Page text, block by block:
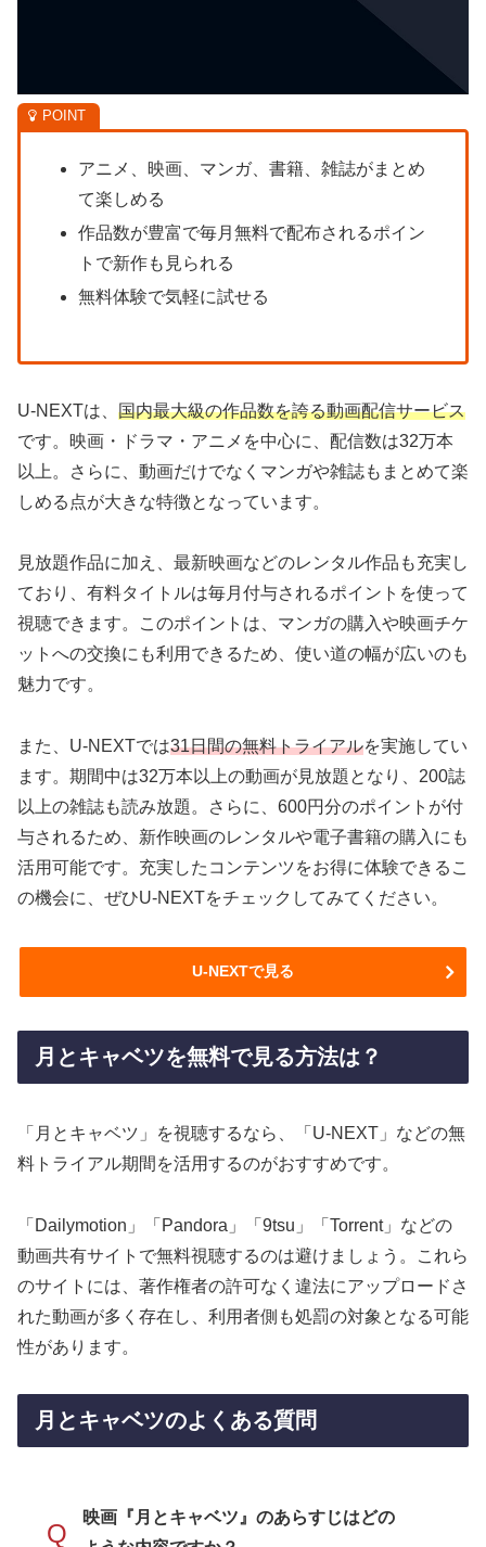
アニメ、映画、マンガ、書籍、雑誌がまとめ
て楽しめる
作品数が豊富で毎月無料で配布されるポイン
トで新作も見られる
無料体験で気軽に試せる
U-NEXTは、 国内最大級の作品数を誇る動画配信サービス
です。映画・ドラマ・アニメを中心に、配信数は32万本
以上。さらに、動画だけでなくマンガや雑誌もまとめて楽
しめる点が大きな特徴となっています。
見放題作品に加え、最新映画などのレンタル作品も充実し
ており、有料タイトルは毎月付与されるポイントを使って
視聴できます。このポイントは、マンガの購入や映画チケ
ットへの交換にも利用できるため、使い道の幅が広いのも
魅力です。
また、U-NEXTでは31日間の無料トライアルを実施してい
ます。期間中は32万本以上の動画が見放題となり、200誌
以上の雑誌も読み放題。さらに、600円分のポイントが付
与されるため、新作映画のレンタルや電子書籍の購入にも
活用可能です。充実したコンテンツをお得に体験できるこ
の機会に、ぜひU-NEXTをチェックしてみてください。
U-NEXTで見る
月とキャベツを無料で見る方法は？
「月とキャベツ」を視聴するなら、「U-NEXT」などの無
料トライアル期間を活用するのがおすすめです。
「Dailymotion」「Pandora」「9tsu」「Torrent」などの
動画共有サイトで無料視聴するのは避けましょう。これら
のサイトには、著作権者の許可なく違法にアップロードさ
れた動画が多く存在し、利用者側も処罰の対象となる可能
性があります。
月とキャベツのよくある質問
Q
映画『月とキャベツ』のあらすじはどの